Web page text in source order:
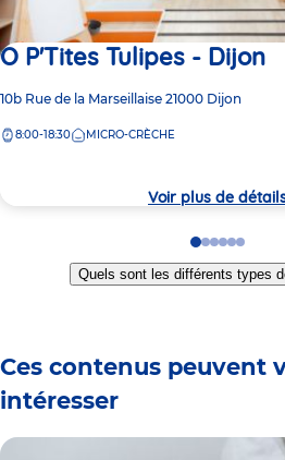
O P'Tites Tulipes - Dijon
Adresse
la
10b Rue de la Marseillaise 21000 Dijon
8:00-18:30 MICRO-CRÈCHE
Voir plus de
Go
to
slide
Go
to
slide
Go
to
slide
Go
to
slide
Go
to
slide
Go
to
slide
Quels sont les différents types
Ces contenus peuvent
intéresser